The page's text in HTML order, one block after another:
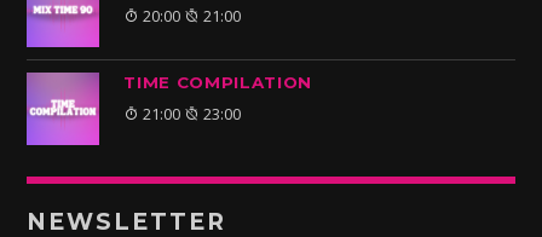
20:00 21:00
TIME COMPILATION
21:00 23:00
NEWSLETTER